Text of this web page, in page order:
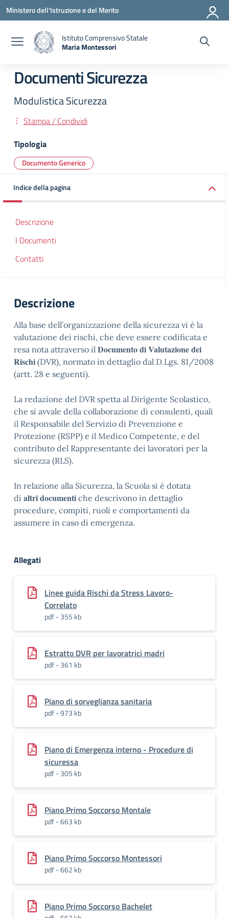
Vai ai contenuti
Vai al menu di navigazione
Vai al footer
Ministero dell'Istruzione e del Merito
Istituto Comprensivo Statale
Maria Montessori
Documenti Sicurezza
Modulistica Sicurezza
Stampa / Condividi
Tipologia
Documento Generico
Indice della pagina
Descrizione
I Documenti
Contatti
Descrizione
Alla base dell’organizzazione della sicurezza vi è la
valutazione dei rischi, che deve essere codificata e
resa nota attraverso il Documento di Valutazione dei
Rischi (DVR), normato in dettaglio dal D.Lgs. 81/2008
(artt. 28 e seguenti).
La redazione del DVR spetta al Dirigente Scolastico,
che si avvale della collaborazione di consulenti, quali
il Responsabile del Servizio di Prevenzione e
Protezione (RSPP) e il Medico Competente, e del
contributo del Rappresentante dei lavoratori per la
sicurezza (RLS).
In relazione alla Sicurezza, la Scuola si è dotata
di altri documenti che descrivono in dettaglio
procedure, compiti, ruoli e comportamenti da
assumere in caso di emergenza.
Allegati
Linee guida Rischi da Stress Lavoro-
Correlato
pdf - 355 kb
Estratto DVR per lavoratrici madri
pdf - 361 kb
Piano di sorveglianza sanitaria
pdf - 973 kb
Piano di Emergenza interno - Procedure di
sicuressa
pdf - 305 kb
Piano Primo Soccorso Montale
pdf - 663 kb
Piano Primo Soccorso Montessori
pdf - 662 kb
Piano Primo Soccorso Bachelet